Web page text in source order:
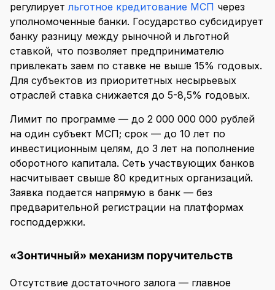
регулируетльготное кредитование МСП через
уполномоченные банки. Государство субсидирует
банку разницу между рыночной и льготной
ставкой, что позволяет предпринимателю
привлекать заем по ставке не выше 15% годовых.
Для субъектов из приоритетных несырьевых
отраслей ставка снижается до 5-8,5% годовых.
Лимит по программе — до 2 000 000 000 рублей
на один субъект МСП; срок — до 10 лет по
инвестиционным целям, до 3 лет на пополнение
оборотного капитала. Сеть участвующих банков
насчитывает свыше 80 кредитных организаций.
Заявка подается напрямую в банк — без
предварительной регистрации на платформах
господдержки.
«Зонтичный» механизм поручительств
Отсутствие достаточного залога — главное